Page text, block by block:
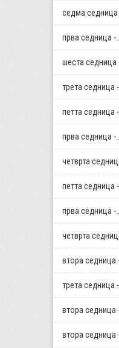
седма седница -
прва седница -...
шеста седница -
трета седница -...
петта седница -...
прва седница -...
четврта
петта седница -...
прва седница -...
четврта
втора седница -
трета седница -...
втора седница -
втора седница -